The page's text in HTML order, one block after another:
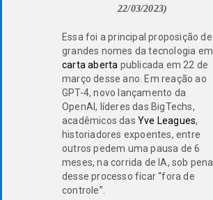
22/03/2023)
Essa foi a principal proposição de
grandes nomes da tecnologia em
carta aberta publicada em 22 de
março desse ano. Em reação ao
GPT-4, novo lançamento da
OpenAI, líderes das BigTechs,
acadêmicos das Yve Leagues,
historiadores expoentes, entre
outros pedem uma pausa de 6
meses, na corrida de IA, sob pena
desse processo ficar “fora de
controle”.